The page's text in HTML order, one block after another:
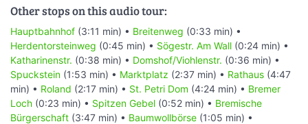
Other stops on this audio tour:
Hauptbahnhof (3:11 min) • Breitenweg (0:33 min) •
Herdentorsteinweg (0:45 min) • Sögestr. Am Wall (0:24 min) •
Katharinenstr. (0:38 min) • Domshof/Viohlenstr. (0:36 min) •
Spuckstein (1:53 min) • Marktplatz (2:37 min) • Rathaus (4:47
min) • Roland (2:17 min) • St. Petri Dom (4:24 min) • Bremer
Loch (0:23 min) • Spitzen Gebel (0:52 min) • Bremische
Bürgerschaft (3:47 min) • Baumwollbörse (1:05 min) •